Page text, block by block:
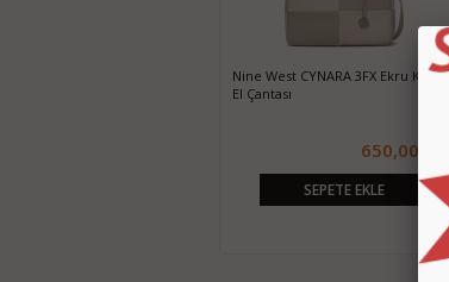
Nine West CYNARA 3FX Ekru Kadın
El Çantası
650,00 TL
SEPETE EKLE